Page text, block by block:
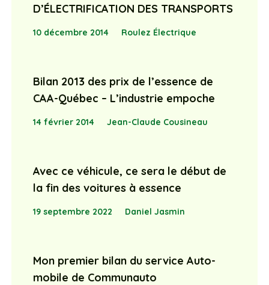
D’ÉLECTRIFICATION DES TRANSPORTS
10 décembre 2014 Roulez Électrique
Bilan 2013 des prix de l’essence de
CAA-Québec – L’industrie empoche
14 février 2014 Jean-Claude Cousineau
Avec ce véhicule, ce sera le début de
la fin des voitures à essence
19 septembre 2022 Daniel Jasmin
Mon premier bilan du service Auto-
mobile de Communauto